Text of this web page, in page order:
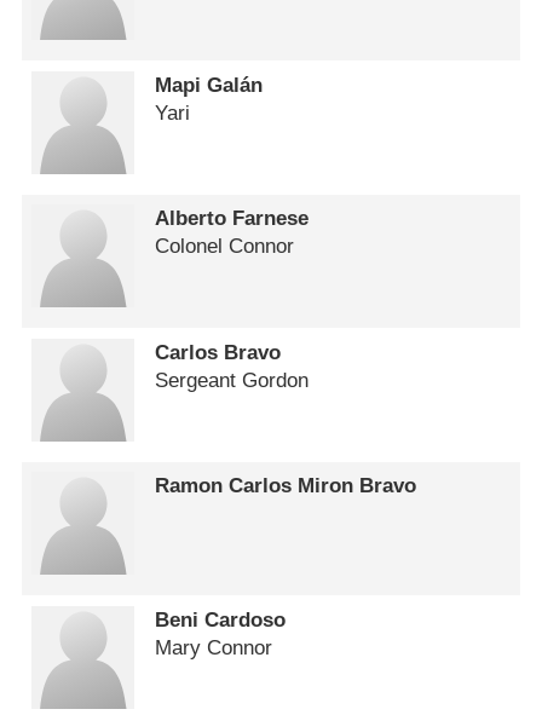
Mapi Galán
Yari
Alberto Farnese
Colonel Connor
Carlos Bravo
Sergeant Gordon
Ramon Carlos Miron Bravo
Beni Cardoso
Mary Connor